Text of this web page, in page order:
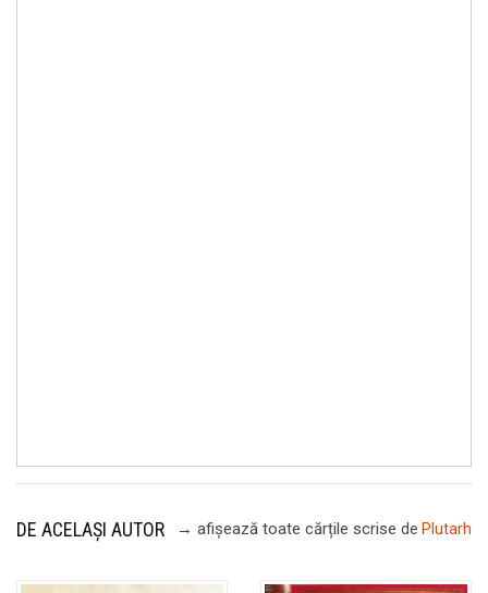
DE ACELAȘI AUTOR → afișează toate cărțile scrise de Plutarh